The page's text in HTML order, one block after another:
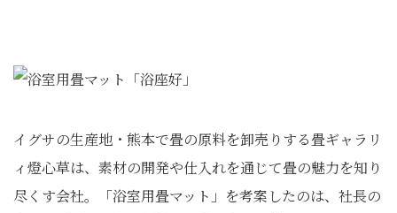
イグサの生産地・熊本で畳の原料を卸売りする畳ギャラリ
ィ燈心草は、素材の開発や仕入れを通じて畳の魅力を知り
尽くす会社。「浴室用畳マット」を考案したのは、社長の